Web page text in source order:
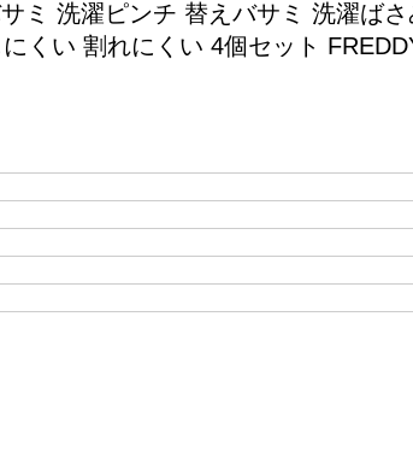
ミ 洗濯ピンチ 替えバサミ 洗濯ば
くい 割れにくい 4個セット